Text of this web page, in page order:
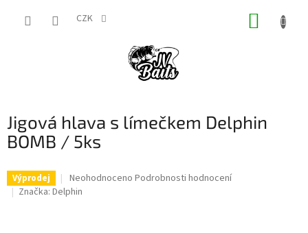
CZK
Jigová hlava s límečkem Delphin
BOMB / 5ks
Výprodej
Průměrné
hodnocení
Neohodnoceno Podrobnosti hodnocení
Značka: Delphin